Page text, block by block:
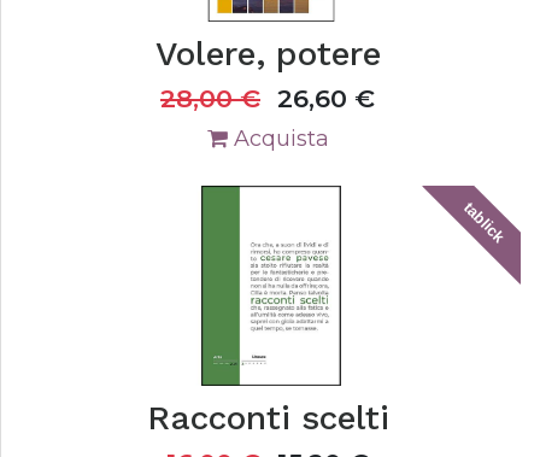
Volere, potere
28,00€ 26,60 €
Acquista
tablick
Racconti scelti